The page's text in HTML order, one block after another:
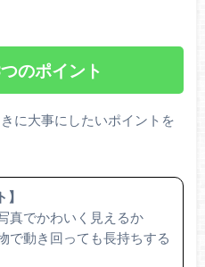
のポイント
に大事にしたいポイントを
真でかわいく見えるか
で動き回っても長持ちする